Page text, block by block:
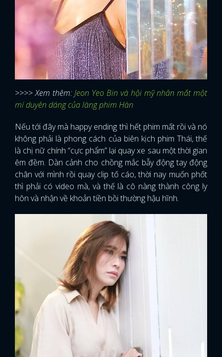
>>>> Xem thêm:Jeon Yeo Bin và hội mỹ nhân mắt một
mí duyên dáng của làng phim Hàn
Nếu tới đây mà happy ending thì hết phim mất rồi và nó
không phải là phong cách của biên kịch phim Thái, thế
là chị nữ chính “cực phẩm” lại quay xe sau một thời gian
êm đềm. Dàn cảnh cho chồng mắc bẫy động tay động
chân với mình rồi quay clip tố cáo, thời nay muốn phốt
thì phải có video mà, và thế là cô nàng thành công ly
hôn và nhận về khoản tiền bồi thường hậu hĩnh.